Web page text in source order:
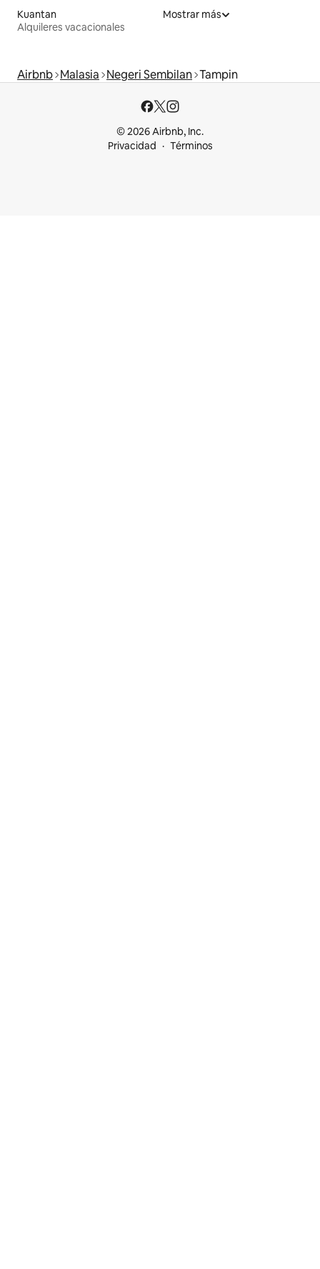
Kuantan
Alquileres vacacionales
Mostrar más
Airbnb Malasia Negeri Sembilan Tampin
© 2026 Airbnb, Inc.
Privacidad
Términos